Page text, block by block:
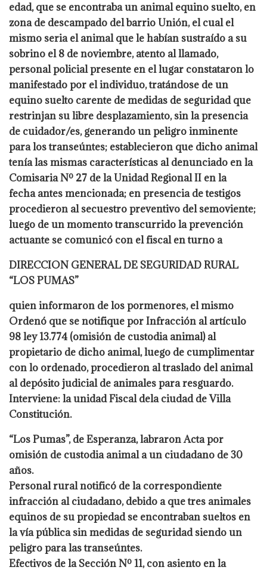
edad, que se encontraba un animal equino suelto, en
zona de descampado del barrio Unión, el cual el
mismo seria el animal que le habían sustraído a su
sobrino el 8 de noviembre, atento al llamado,
personal policial presente en el lugar constataron lo
manifestado por el individuo, tratándose de un
equino suelto carente de medidas de seguridad que
restrinjan su libre desplazamiento, sin la presencia
de cuidador/es, generando un peligro inminente
para los transeúntes; establecieron que dicho animal
tenía las mismas características al denunciado en la
Comisaria Nº 27 de la Unidad Regional II en la
fecha antes mencionada; en presencia de testigos
procedieron al secuestro preventivo del semoviente;
luego de un momento transcurrido la prevención
actuante se comunicó con el fiscal en turno a
DIRECCION GENERAL DE SEGURIDAD RURAL
“LOS PUMAS”
quien informaron de los pormenores, el mismo
Ordenó que se notifique por Infracción al artículo
98 ley 13.774 (omisión de custodia animal) al
propietario de dicho animal, luego de cumplimentar
con lo ordenado, procedieron al traslado del animal
al depósito judicial de animales para resguardo.
Interviene: la unidad Fiscal dela ciudad de Villa
Constitución.
“Los Pumas”, de Esperanza, labraron Acta por
omisión de custodia animal a un ciudadano de30
años.
Personal rural notificó de la correspondiente
infracción al ciudadano, debido a que tres animales
equinos de su propiedad se encontraban sueltos en
la vía pública sin medidas de seguridad siendo un
peligro para las transeúntes.
Efectivos de la Sección Nº 11, con asiento en la